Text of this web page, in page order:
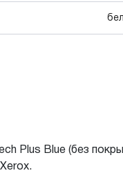
Plus Blue (без